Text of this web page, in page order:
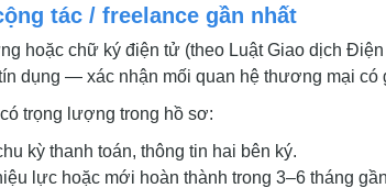
tác / freelance gần nhất
hoặc chữ ký điện tử (theo Luật Giao dịch
dụng — xác nhận mối quan hệ thương mại có
trọng lượng trong hồ sơ:
kỳ thanh toán, thông tin hai bên ký.
lực hoặc mới hoàn thành trong 3–6 tháng